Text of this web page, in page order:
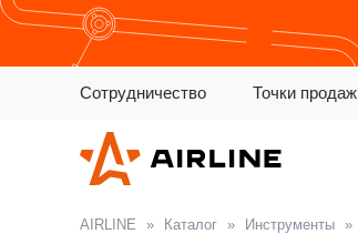
Сотрудничество Точки продаж
AIRLINE » Каталог » Инструменты »